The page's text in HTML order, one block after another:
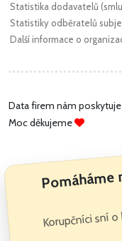
Statistika dodavatelů
Statistiky odběratelů
Další informace o
Data firem nám poskytuje
Moc děkujeme
Korupčníci sní